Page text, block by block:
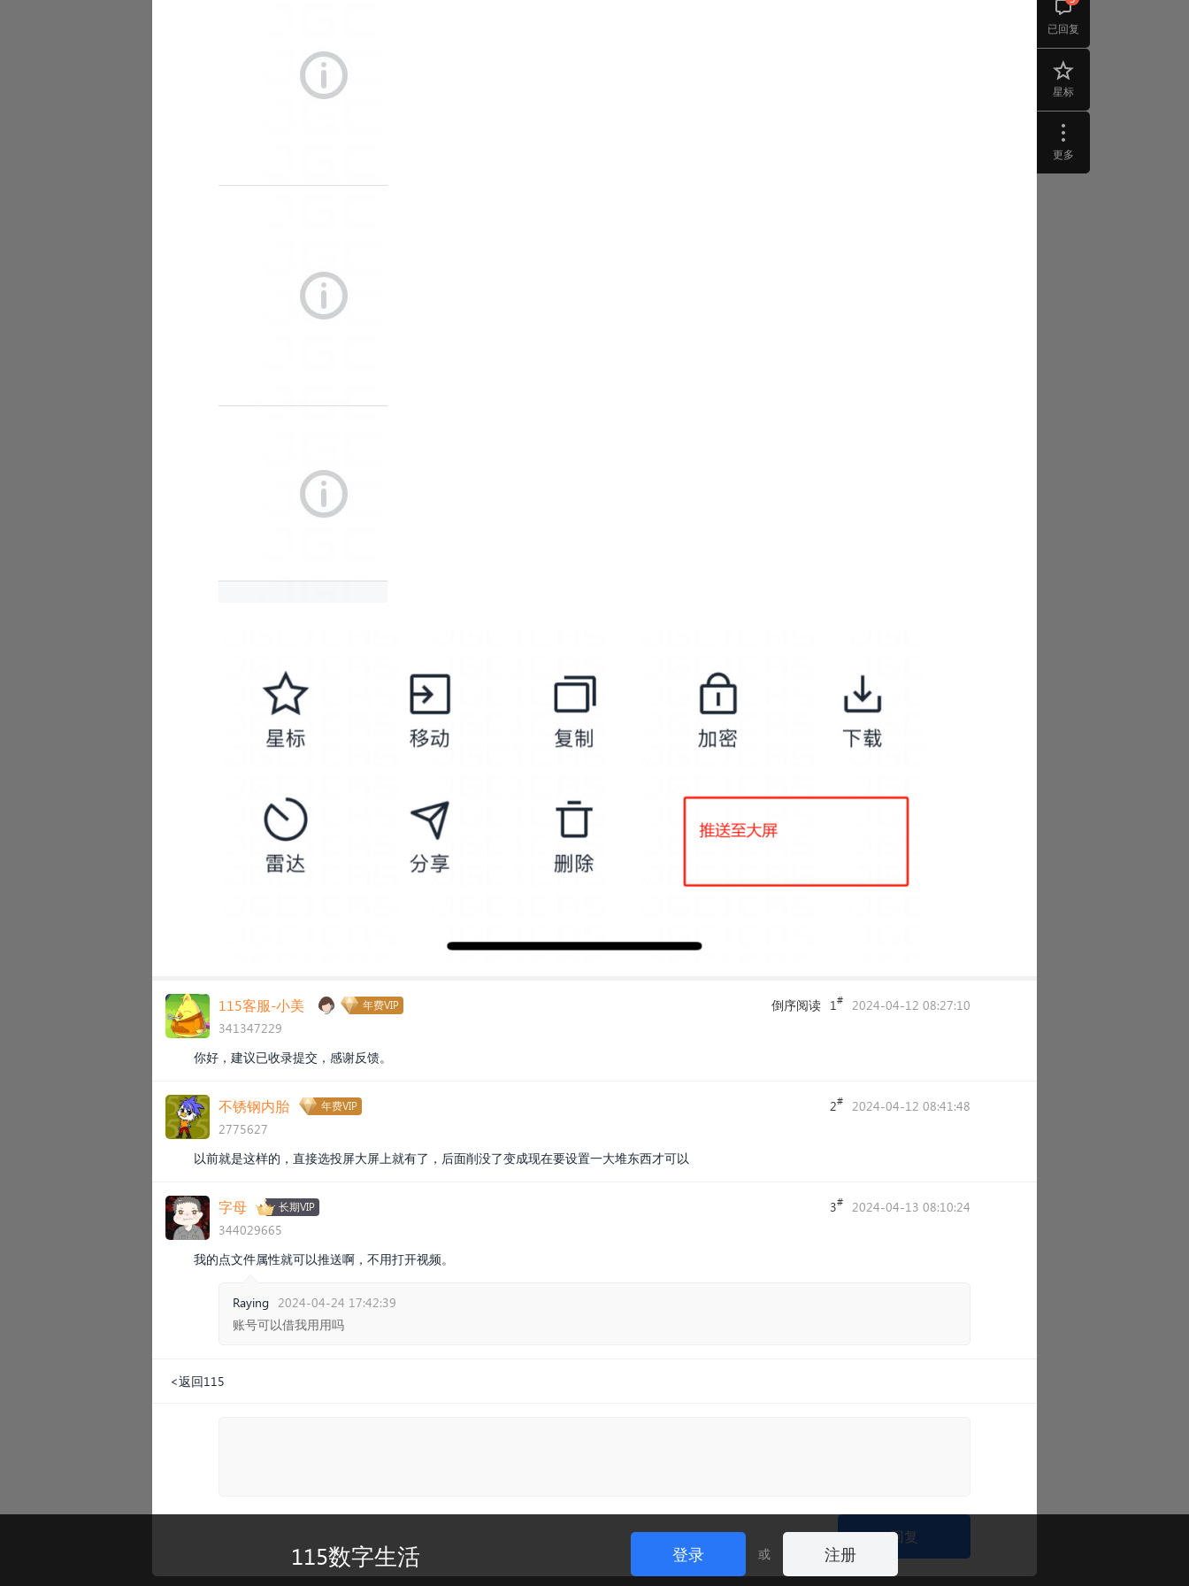
已回复
星标
更多
115客服-小美 年费VIP
341347229
倒序阅读 1# 2024-04-12 08:27:10
你好，建议已收录提交，感谢反馈。
不锈钢内胎 年费VIP
2775627
2# 2024-04-12 08:41:48
以前就是这样的，直接选投屏大屏上就有了，后面削没了变成现在要设置一大堆东西才可以
字母 长期VIP
344029665
3# 2024-04-13 08:10:24
我的点文件属性就可以推送啊，不用打开视频。
Raying 2024-04-24 17:42:39
账号可以借我用用吗
<返回115
回复
115数字生活 登录 或 注册